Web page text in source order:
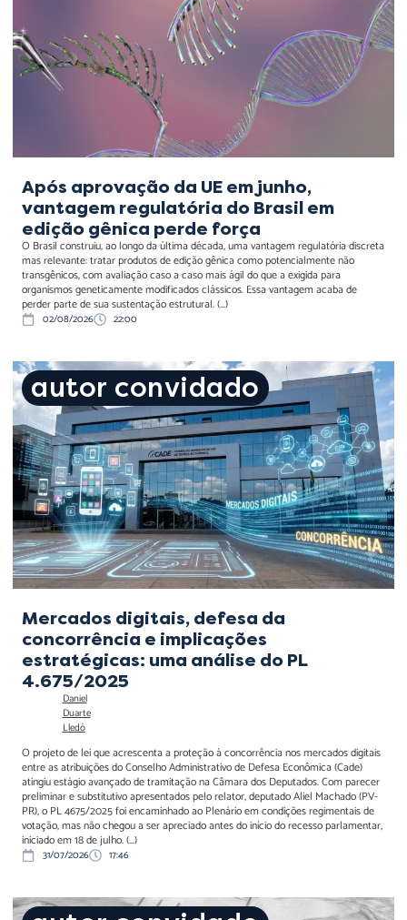
regulatória do Brasil em
edição gênica perde força
Após aprovação da UE em junho,
vantagem regulatória do Brasil em
edição gênica perde força
O Brasil construiu, ao longo da última década, uma vantagem regulatória discreta
mas relevante: tratar produtos de edição gênica como potencialmente não
transgênicos, com avaliação caso a caso mais ágil do que a exigida para
organismos geneticamente modificados clássicos. Essa vantagem acaba de
perder parte de sua sustentação estrutural. (...)
02/08/2026 22:00
Mercados digitais, defesa
da concorrência e
implicações estratégicas:
uma análise do PL
4.675/2025
autor convidado
Mercados digitais, defesa da
concorrência e implicações
estratégicas: uma análise do PL
4.675/2025
Daniel
Duarte
Lledó
O projeto de lei que acrescenta a proteção à concorrência nos mercados digitais
entre as atribuições do Conselho Administrativo de Defesa Econômica (Cade)
atingiu estágio avançado de tramitação na Câmara dos Deputados. Com parecer
preliminar e substitutivo apresentados pelo relator, deputado Aliel Machado (PV-
PR), o PL 4675/2025 foi encaminhado ao Plenário em condições regimentais de
votação, mas não chegou a ser apreciado antes do início do recesso parlamentar,
iniciado em 18 de julho. (...)
31/07/2026 17:46